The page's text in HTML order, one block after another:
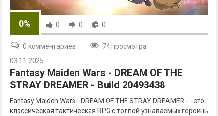
0% 0 0 0
0 комментариев
74 просмотра
03.11.2025
Fantasy Maiden Wars - DREAM OF THE
STRAY DREAMER - Build 20493438
Fantasy Maiden Wars - DREAM OF THE STRAY DREAMER - - это
классическая тактическая RPG с толпой узнаваемых героинь